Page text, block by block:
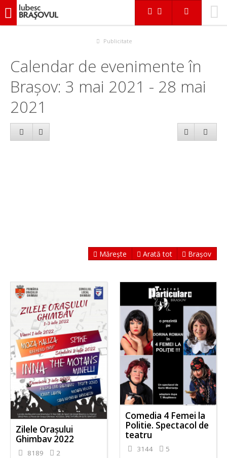
iubescbraşovul.ro
Publicitate
Calendar de evenimente în
Brașov: 3 mai 2021 - 28 mai
2021
Mărește Arată tot Brașov
Zilele Orașului
Ghimbav 2022
8189 2
Comedia 4 Femei la
Politie. Spectacol de
teatru
3144 5